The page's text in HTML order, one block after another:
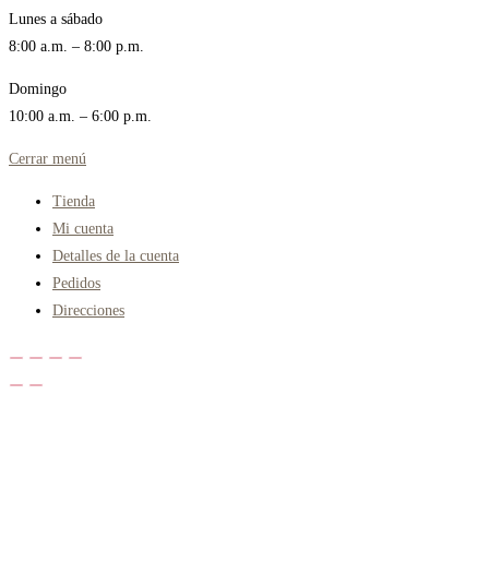
Lunes a sábado
8:00 a.m. – 8:00 p.m.
Domingo
10:00 a.m. – 6:00 p.m.
Cerrar menú
Tienda
Mi cuenta
Detalles de la cuenta
Pedidos
Direcciones